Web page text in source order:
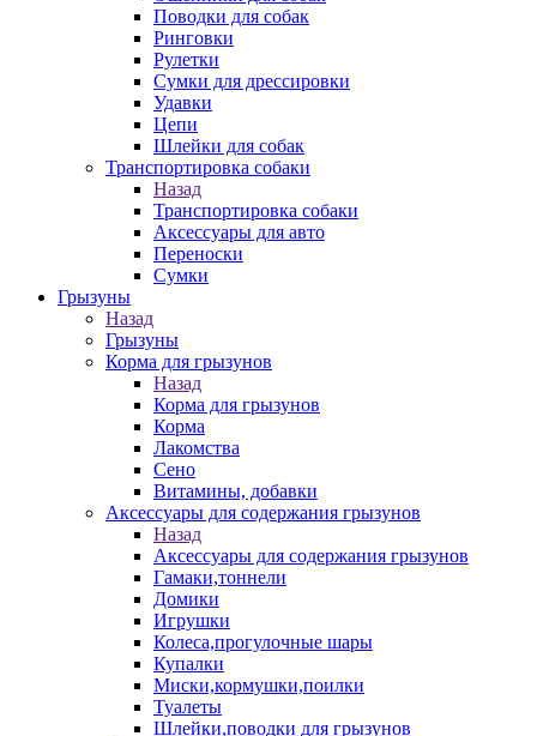
Поводки для собак
Ринговки
Рулетки
Сумки для дрессировки
Удавки
Цепи
Шлейки для собак
Транспортировка собаки
Назад
Транспортировка собаки
Аксессуары для авто
Переноски
Сумки
Грызуны
Назад
Грызуны
Корма для грызунов
Назад
Корма для грызунов
Корма
Лакомства
Сено
Витамины, добавки
Аксессуары для содержания грызунов
Назад
Аксессуары для содержания грызунов
Гамаки,тоннели
Домики
Игрушки
Колеса,прогулочные шары
Купалки
Миски,кормушки,поилки
Туалеты
Шлейки,поводки для грызунов